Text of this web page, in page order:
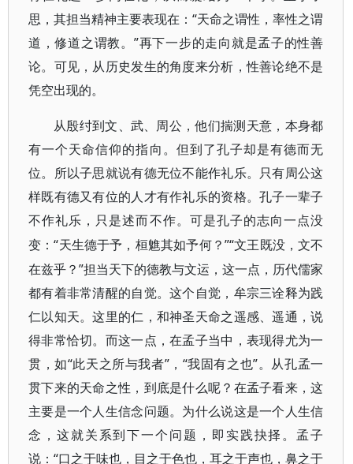
思，其担当精神主要表现在：“天命之谓性，率性之谓
道，修道之谓教。”再下一步的走向就是孟子的性善
论。可见，从历史发生的角度来分析，性善论绝不是
凭空出现的。
从殷纣到文、武、周公，他们揣测天意，本身都
有一个天命信仰的指向。但到了孔子却是有德而无
位。所以子思就说有德无位不能作礼乐。只有周公这
样既有德又有位的人才有作礼乐的资格。孔子一辈子
不作礼乐，只是述而不作。可是孔子的志向一点没
变：“天生德于予，桓魋其如予何？”“文王既没，文不
在兹乎？”担当天下的德教与文运，这一点，历代儒家
都有着非常清醒的自觉。这个自觉，牟宗三诠释为践
仁以知天。这里的仁，和神圣天命之遥感、遥通，说
得非常恰切。而这一点，在孟子当中，表现得尤为一
贯，如“此天之所与我者”，“我固有之也”。从孔孟一
贯下来的天命之性，到底是什么呢？在孟子看来，这
主要是一个人生信念问题。为什么说这是一个人生信
念，这就关系到下一个问题，即实践抉择。孟子
说：“口之于味也，目之于色也，耳之于声也，鼻之于